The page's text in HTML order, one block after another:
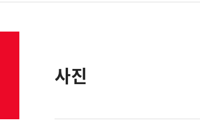
역대 수상작사진